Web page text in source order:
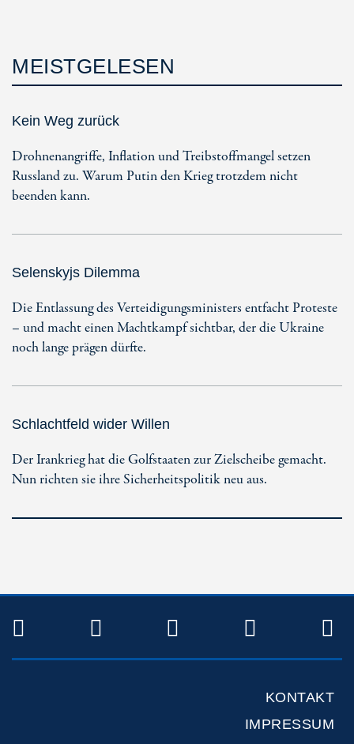
MEISTGELESEN
Kein Weg zurück
Drohnenangriffe, Inflation und Treibstoffmangel setzen
Russland zu. Warum Putin den Krieg trotzdem nicht
beenden kann.
Selenskyjs Dilemma
Die Entlassung des Verteidigungsministers entfacht Proteste
– und macht einen Machtkampf sichtbar, der die Ukraine
noch lange prägen dürfte.
Schlachtfeld wider Willen
Der Irankrieg hat die Golfstaaten zur Zielscheibe gemacht.
Nun richten sie ihre Sicherheitspolitik neu aus.
TWITTERFACEBOOKINSTAGRAM
KONTAKT
IMPRESSUM